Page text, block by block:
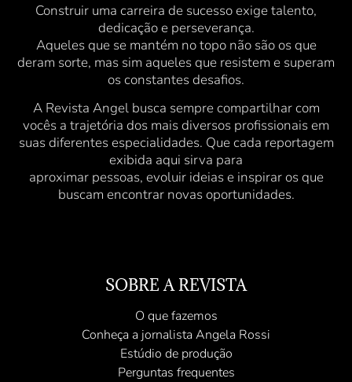
Construir uma carreira de sucesso exige talento,
dedicação e perseverança.
Aqueles que se mantém no topo não são os que
deram sorte, mas sim aqueles que resistem e superam
os constantes desafios.
A Revista Angel busca sempre compartilhar com
vocês a trajetória dos mais diversos profissionais em
suas diferentes especialidades. Que cada reportagem
exibida aqui sirva para
aproximar pessoas, evoluir ideias e inspirar os que
buscam encontrar novas oportunidades.
SOBRE A REVISTA
O que fazemos
Conheça a jornalista Angela Rossi
Estúdio de produção
Perguntas frequentes